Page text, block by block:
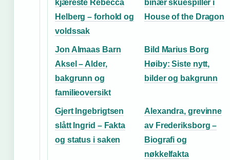
kjæreste Rebecca
Helberg – forhold og
voldssak
binær skuespiller i
House of the Dragon
Jon Almaas Barn
Aksel – Alder,
bakgrunn og
familieoversikt
Bild Marius Borg
Høiby: Siste nytt,
bilder og bakgrunn
Gjert Ingebrigtsen
slått Ingrid – Fakta
og status i saken
Alexandra, grevinne
av Frederiksborg –
Biografi og
nøkkelfakta